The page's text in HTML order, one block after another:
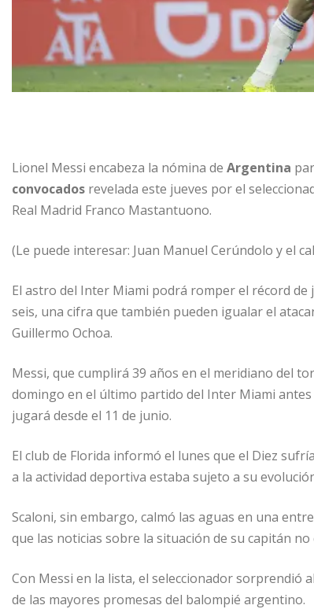
Lionel Messi encabeza la nómina de Argentina
convocados revelada este jueves por el
Real Madrid Franco Mastantuono.
(Le puede interesar: Juan Manuel Cerúndolo y el
El astro del Inter Miami podrá romper el récord
seis, una cifra que también pueden igualar el
Guillermo Ochoa.
Messi, que cumplirá 39 años en el meridiano del
domingo en el último partido del Inter Miami
jugará desde el 11 de junio.
El club de Florida informó el lunes que el Diez
a la actividad deportiva estaba sujeto a su
Scaloni, sin embargo, calmó las aguas en una
que las noticias sobre la situación de su capitán no
Con Messi en la lista, el seleccionador sorprendió
de las mayores promesas del balompié argentino.